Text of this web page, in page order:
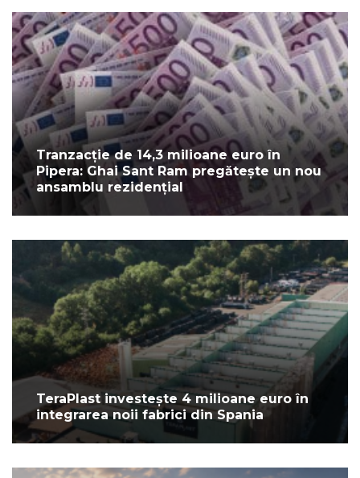
Tranzacție de 14,3 milioane euro în
Pipera: Ghai Sant Ram pregătește un nou
ansamblu rezidențial
TeraPlast investește 4 milioane euro în
integrarea noii fabrici din Spania